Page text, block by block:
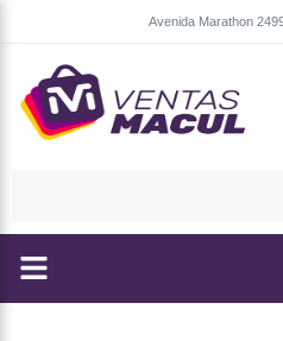
Avenida Marathon